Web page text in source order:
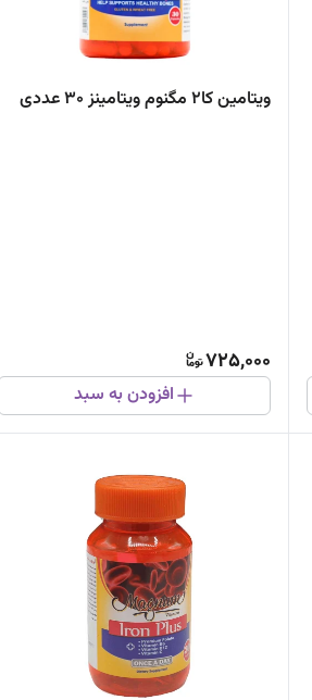
ویتامین کا2 مگنوم ویتامینز 30 عددی
725,000
افزودن به سبد